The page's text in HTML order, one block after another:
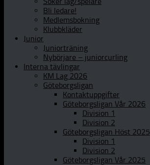
Bli ledare!
Medlemsbokning
Klubbkläder
Junior
Juniorträning
Nybörjare – juniorcurling
Interna tävlingar
KM Lag 2026
Göteborgsligan
Kontaktuppgifter
Göteborgsligan Vår 2026
Division 1
Division 2
Göteborgsligan Höst 2025
Division 1
Division 2
Göteborgsligan Vår 2025